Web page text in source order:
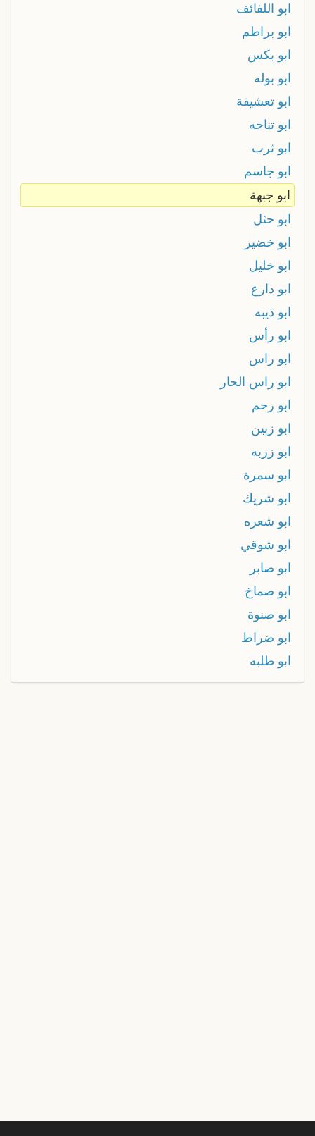
ابو اللفائف
ابو براطم
ابو بكس
ابو بوله
ابو تعشيقة
ابو تناحه
ابو ثرب
ابو جاسم
ابو جبهة
ابو حثل
ابو خضير
ابو خليل
ابو دارع
ابو ذيبه
ابو رأس
ابو راس
ابو راس الحار
ابو رحم
ابو زبين
ابو زربه
ابو سمرة
ابو شريك
ابو شعره
ابو شوقي
ابو صابر
ابو صماخ
ابو صنوة
ابو ضراط
ابو طلبه